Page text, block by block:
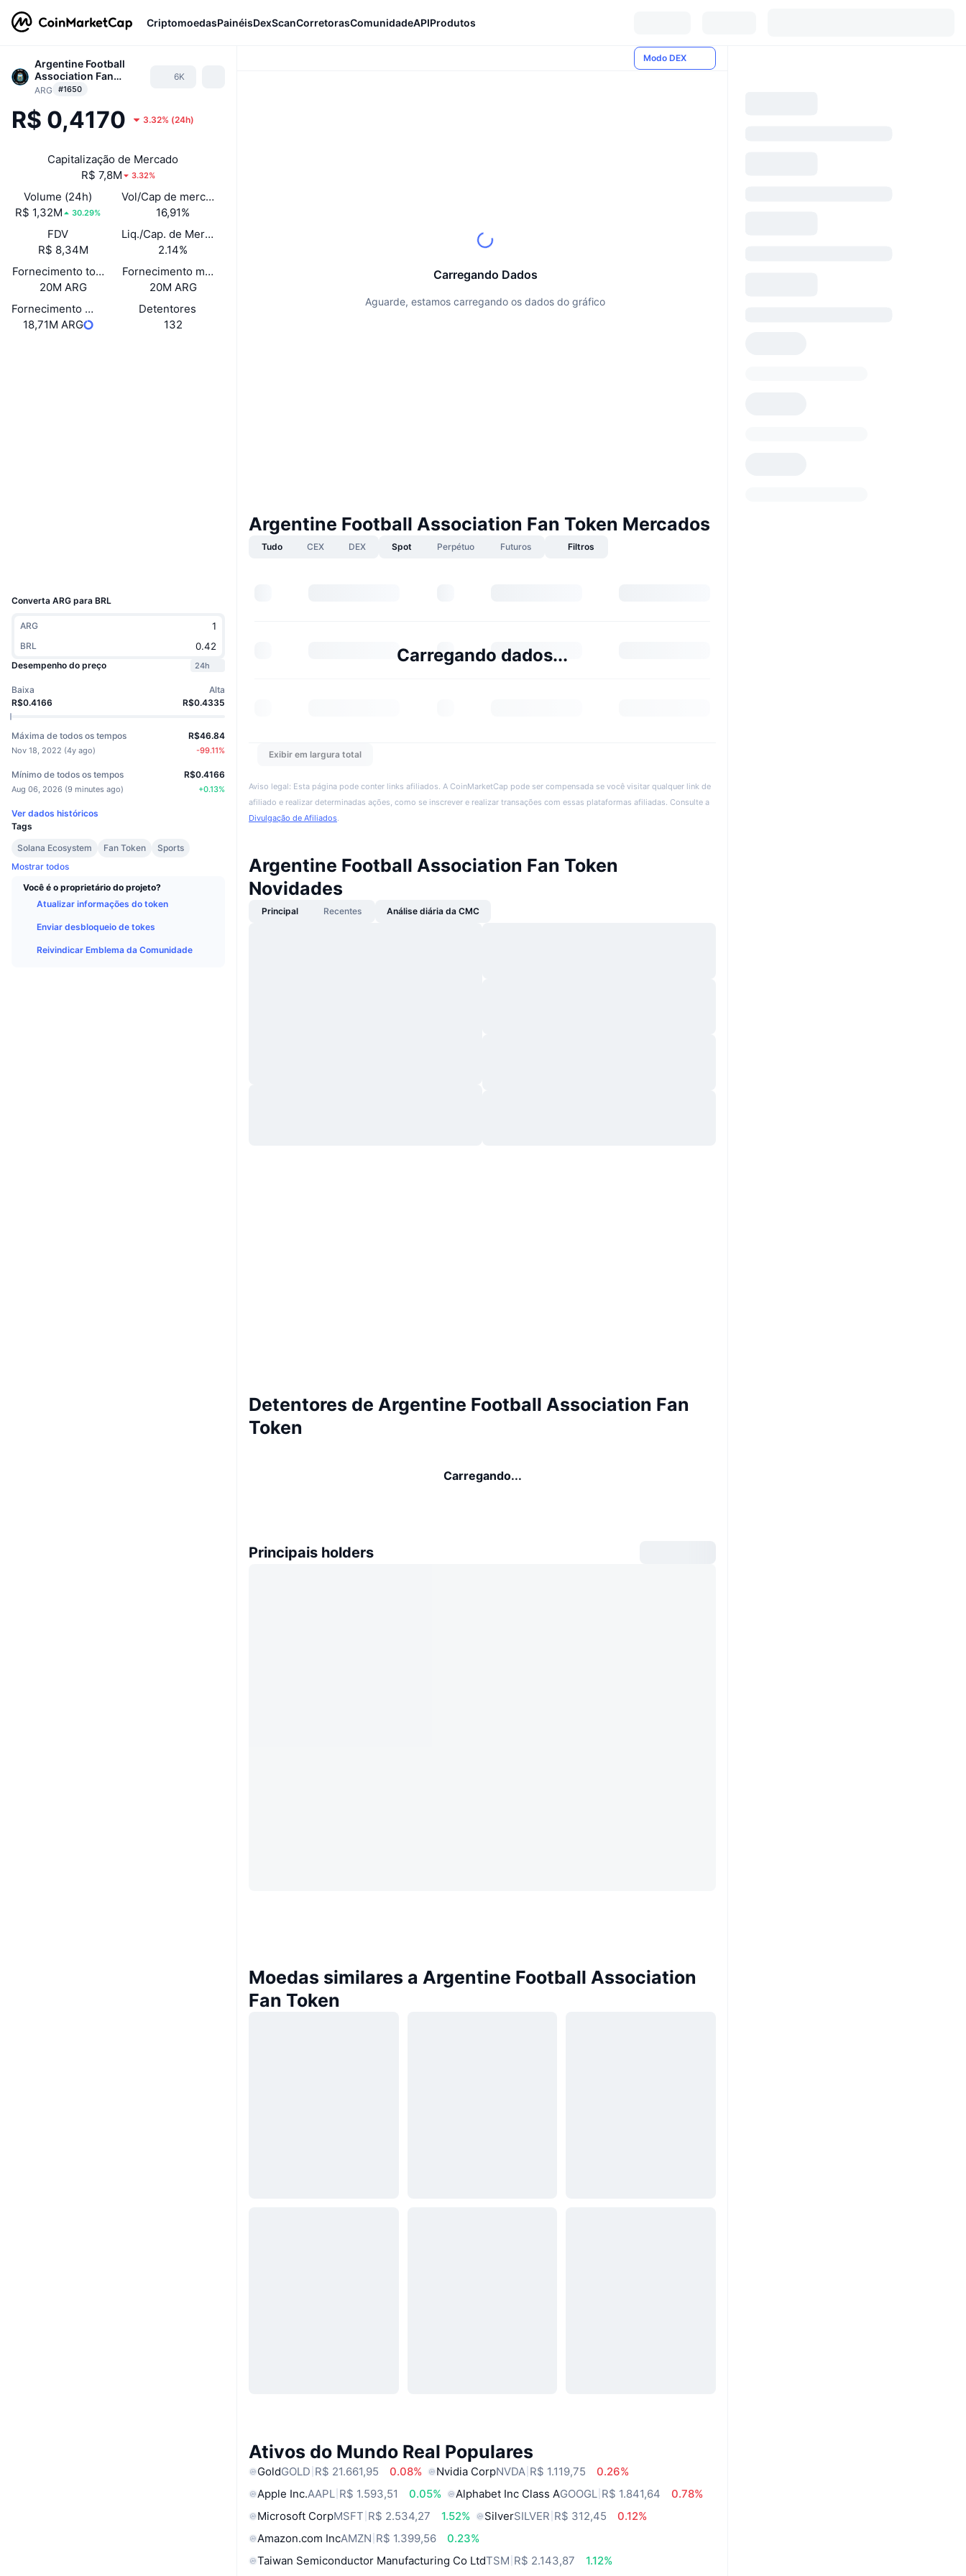
CriptomoedasPainéisDexScanCorretorasComunidadeAPIProdutos
Argentine Football
Association Fan
Token
ARG #1650
6K
R$ 0,4170 3.32% (24h)
Capitalização de Mercado
R$ 7,8M
3.32%
Volume (24h)
R$ 1,32M
30.29%
Vol/Cap de mercado (24h)
16,91%
FDV
R$ 8,34M
Liq./Cap. de Mercado
2.14%
Fornecimento total
20M ARG
Fornecimento máximo
20M ARG
Fornecimento em circulação
18,71M ARG
Detentores
132
Converta ARG para BRL
ARG
BRL
Desempenho do preço
24h
Baixa
R$0.4166
Alta
R$0.4335
Máxima de todos os tempos
Nov 18, 2022 (4y ago)
R$46.84
-99.11%
Mínimo de todos os tempos
Aug 06, 2026 (9 minutes ago)
R$0.4166
+0.13%
Ver dados históricos
Tags
Solana Ecosystem
Fan Token
Sports
Mostrar todos
Você é o proprietário do projeto?
Atualizar informações do token
Enviar desbloqueio de tokes
Reivindicar Emblema da Comunidade
Modo DEX
Carregando Dados
Aguarde, estamos carregando os dados do gráfico
Argentine Football Association Fan Token Mercados
Tudo CEX DEX Spot Perpétuo Futuros Filtros
Carregando dados...
Exibir em largura total
Aviso legal: Esta página pode conter links afiliados. A CoinMarketCap pode ser compensada se você visitar qualquer link de
afiliado e realizar determinadas ações, como se inscrever e realizar transações com essas plataformas afiliadas. Consulte a
Divulgação de Afiliados.
Argentine Football Association Fan Token
Novidades
Principal Recentes Análise diária da CMC
Detentores de Argentine Football Association Fan
Token
Carregando...
Principais holders
Moedas similares a Argentine Football Association
Fan Token
Ativos do Mundo Real Populares
GoldGOLD R$ 21.661,95 0.08% Nvidia CorpNVDA R$ 1.119,75
0.26%
Apple Inc.AAPL R$ 1.593,51 0.05% Alphabet Inc Class AGOOGL R$ 1.841,64
0.78%
Microsoft CorpMSFT R$ 2.534,27 1.52% SilverSILVER R$ 312,45
0.12%
Amazon.com IncAMZN R$ 1.399,56
0.23%
Taiwan Semiconductor Manufacturing Co LtdTSM R$ 2.143,87
1.12%